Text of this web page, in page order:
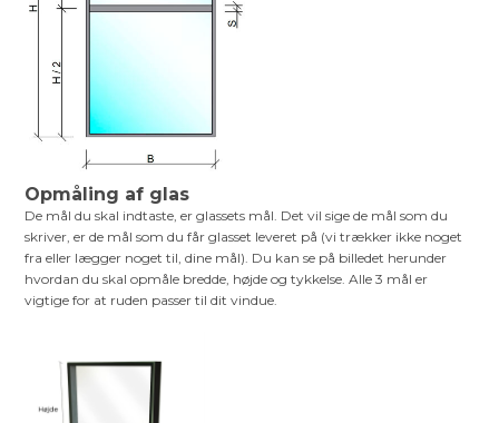
Opmåling af glas
De mål du skal indtaste, er glassets mål. Det vil sige de mål som du
skriver, er de mål som du får glasset leveret på (vi trækker ikke noget
fra eller lægger noget til, dine mål). Du kan se på billedet herunder
hvordan du skal opmåle bredde, højde og tykkelse. Alle 3 mål er
vigtige for at ruden passer til dit vindue.